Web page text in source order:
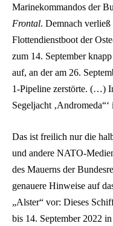
Marinekommandos der
Frontal. Demnach verließ
Flottendienstboot der
zum 14. September
auf, an der am 26.
1-Pipeline zerstörte. (…)
Segeljacht
Das ist freilich nur die
und andere NATO-
des Mauerns der
genauere Hinweise auf
„Alster“ vor: Dieses
bis 14. September 2022